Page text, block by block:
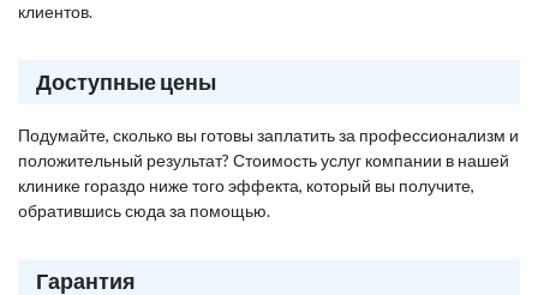
клиентов.
Доступные цены
Подумайте, сколько вы готовы заплатить за профессионализм и
положительный результат? Стоимость услуг компании в нашей
клинике гораздо ниже того эффекта, который вы получите,
обратившись сюда за помощью.
Гарантия